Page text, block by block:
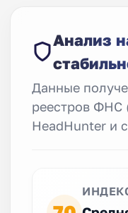
Анализ
Данные
реестров ФНС
HeadHunter и